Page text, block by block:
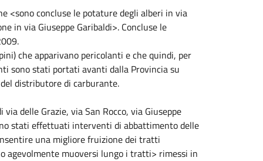
<sono concluse le potature degli alberi in via
in via Giuseppe Garibaldi>. Concluse le
che apparivano pericolanti e che quindi, per
sono stati portati avanti dalla Provincia su
distributore di carburante.
delle Grazie, via San Rocco, via Giuseppe
stati effettuati interventi di abbattimento delle
una migliore fruizione dei tratti
agevolmente muoversi lungo i tratti> rimessi in